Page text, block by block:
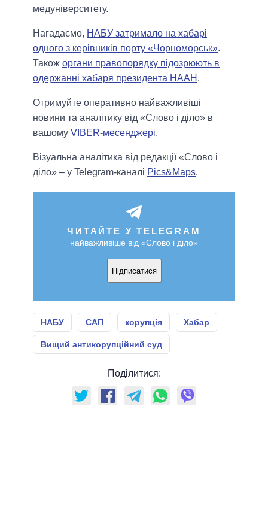
медуніверситету.
Нагадаємо, НАБУ затримало на хабарі
одного з керівників порту «Чорноморськ».
Також органи правопорядку підозрюють в
одержанні хабаря президента НААН .
Отримуйте оперативно найважливіші
новини та аналітику від «Слово і діло» в
вашому VIBER-месенджері.
Візуальна аналітика від редакції «Слово і
діло» – у Telegram-каналі Pics&Maps.
ЧИТАЙТЕ У TELEGRAM
найважливіше від «Слово і діло»
Підписатися
НАБУ САП корупція Хабар
Вищий антикорупційний суд
Поділитися: